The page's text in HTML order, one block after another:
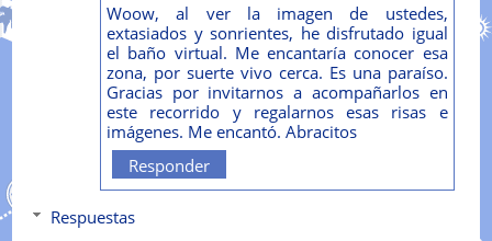
Woow, al ver la imagen de ustedes,
extasiados y sonrientes, he disfrutado igual
el baño virtual. Me encantaría conocer esa
zona, por suerte vivo cerca. Es una paraíso.
Gracias por invitarnos a acompañarlos en
este recorrido y regalarnos esas risas e
imágenes. Me encantó. Abracitos
Responder
Respuestas